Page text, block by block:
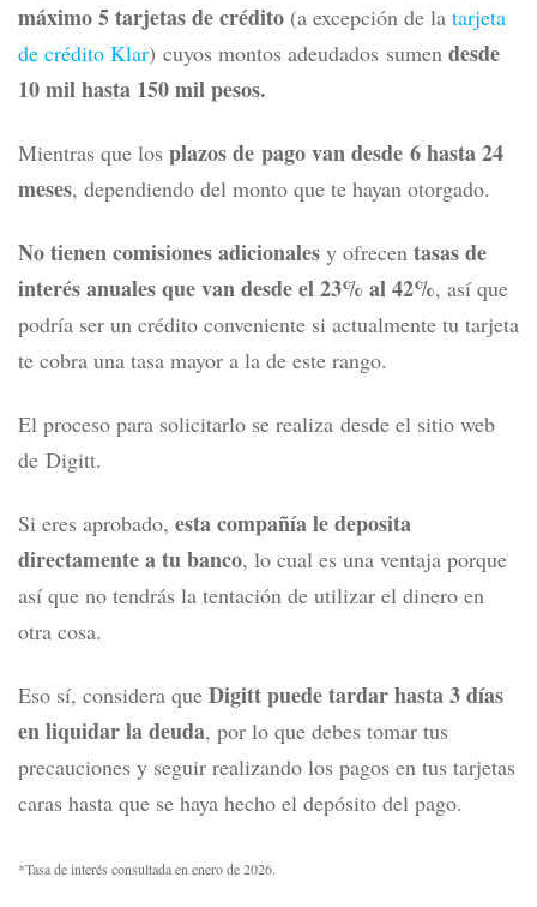
máximo 5 tarjetas de crédito (a excepción de la tarjeta
de crédito Klar) cuyos montos adeudados sumen desde
10 mil hasta 150 mil pesos.
Mientras que los plazos de pago van desde 6 hasta 24
meses, dependiendo del monto que te hayan otorgado.
No tienen comisiones adicionales y ofrecen tasas de
interés anuales que van desde el 23% al 42%, así que
podría ser un crédito conveniente si actualmente tu tarjeta
te cobra una tasa mayor a la de este rango.
El proceso para solicitarlo se realiza desde el sitio web
de Digitt.
Si eres aprobado, esta compañía le deposita
directamente a tu banco, lo cual es una ventaja porque
así que no tendrás la tentación de utilizar el dinero en
otra cosa.
Eso sí, considera que Digitt puede tardar hasta 3 días
en liquidar la deuda, por lo que debes tomar tus
precauciones y seguir realizando los pagos en tus tarjetas
caras hasta que se haya hecho el depósito del pago.
*Tasa de interés consultada en enero de 2026.